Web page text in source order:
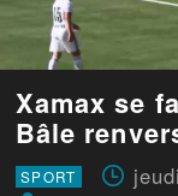
Xamax se
Bâle
SPORT